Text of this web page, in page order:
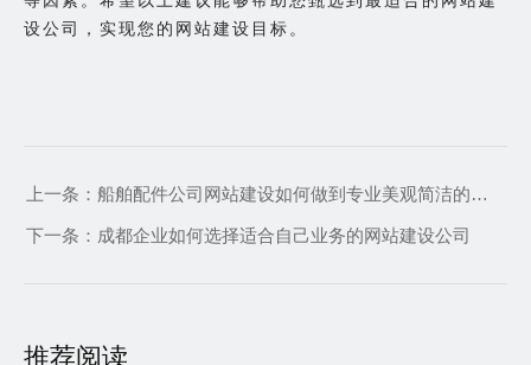
设公司，实现您的网站建设目标。
上一条： 船舶配件公司网站建设如何做到专业美观简洁的效果
下一条： 成都企业如何选择适合自己业务的网站建设公司
推荐阅读